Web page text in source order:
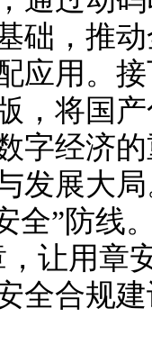
础，推
应用。
，将国
经济的
发展大
全”防线
让用章
全合规